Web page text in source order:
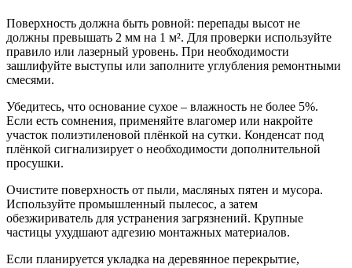
Поверхность должна быть ровной: перепады высот не
должны превышать 2 мм на 1 м². Для проверки используйте
правило или лазерный уровень. При необходимости
зашлифуйте выступы или заполните углубления ремонтными
смесями.
Убедитесь, что основание сухое – влажность не более 5%.
Если есть сомнения, применяйте влагомер или накройте
участок полиэтиленовой плёнкой на сутки. Конденсат под
плёнкой сигнализирует о необходимости дополнительной
просушки.
Очистите поверхность от пыли, масляных пятен и мусора.
Используйте промышленный пылесос, а затем
обезжириватель для устранения загрязнений. Крупные
частицы ухудшают адгезию монтажных материалов.
Если планируется укладка на деревянное перекрытие,